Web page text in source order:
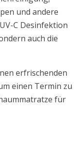
und andere
C Desinfektion
auch die
erfrischenden
einen Termin zu
für